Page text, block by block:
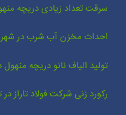
سرقت تعداد زیادی دریچه
احداث مخزن آب شرب در شهر
تولید الیاف نانو دریچه منهول
رکورد زنی شرکت فولاد تاراز